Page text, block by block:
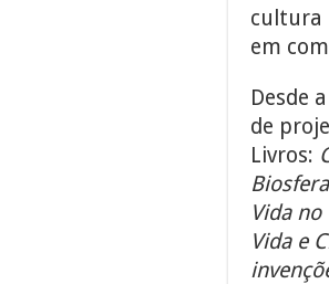
cultura
em
Desde
de
Livros:
Vida
Vida e